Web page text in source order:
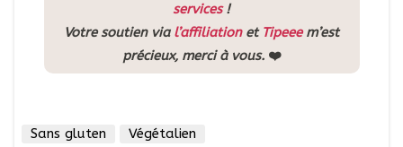
services!
Votre soutien via l’affiliationet Tipeeem’est
précieux, merci à vous. ❤️
Sans gluten
Végétalien